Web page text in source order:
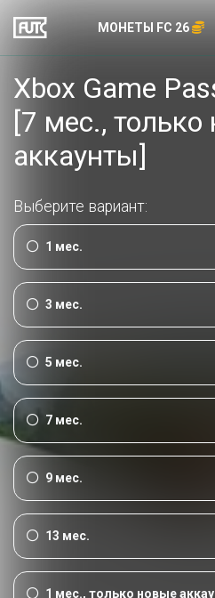
МОНЕТЫ FC 26
Xbox Game
[7 мес.,
аккаунты]
Выберите вариант:
1 мес.
3 мес.
5 мес.
7 мес.
9 мес.
13 мес.
1 мес., только новые